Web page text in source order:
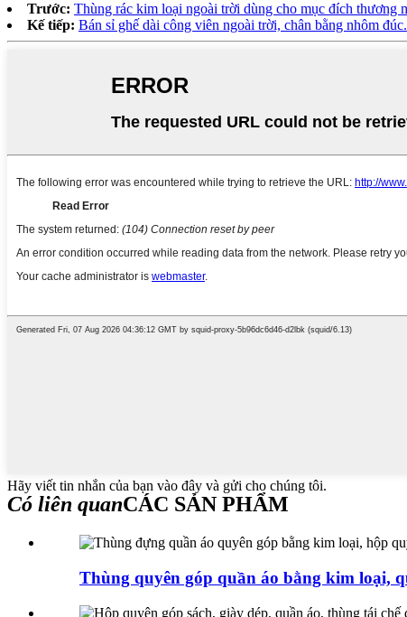
Trước: Thùng rác kim loại ngoài trời dùng cho mục đích thương
Kế tiếp: Bán sỉ ghế dài công viên ngoài trời, chân bằng nhôm đúc.
Hãy viết tin nhắn của bạn vào đây và gửi cho chúng tôi.
Có liên quanCÁC SẢN PHẨM
Thùng quyên góp quần áo bằng kim loại,